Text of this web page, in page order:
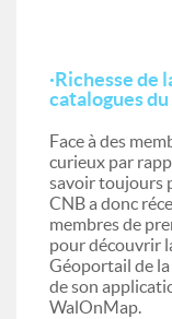
·Richesse de
catalogues
Face à des
curieux par
savoir toujours
CNB a donc
membres de
pour découvrir
Géoportail de
de son
WalOnMap.